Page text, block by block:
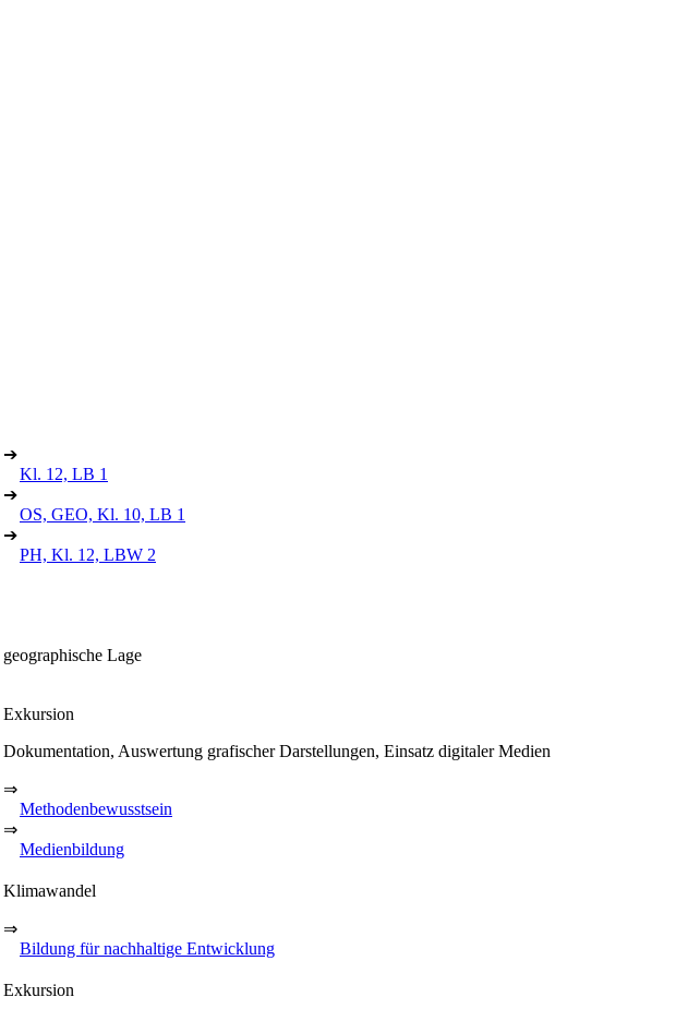
➔
Kl. 12, LB 1
➔
OS, GEO, Kl. 10, LB 1
➔
PH, Kl. 12, LBW 2
geographische Lage
Exkursion
Dokumentation, Auswertung grafischer Darstellungen, Einsatz digitaler Medien
⇒
Methodenbewusstsein
⇒
Medienbildung
Klimawandel
⇒
Bildung für nachhaltige Entwicklung
Exkursion